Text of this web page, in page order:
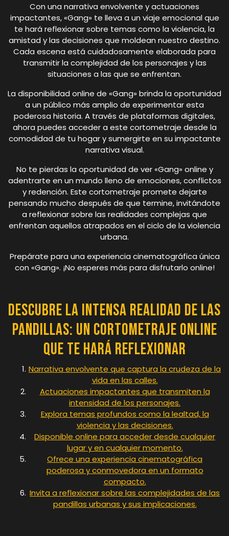
Con una narrativa envolvente y actuaciones
impactantes, «Gang» te lleva a un viaje emocional que
te hará reflexionar sobre temas como la violencia, la
amistad y las decisiones que moldean nuestro destino.
Cada escena está cuidadosamente elaborada para
transmitir la complejidad de los personajes y las
situaciones a las que se enfrentan.
La disponibilidad online de «Gang» brinda la oportunidad
a un público más amplio de experimentar esta
poderosa historia. A través de plataformas digitales,
ahora puedes acceder a este cortometraje desde la
comodidad de tu hogar y sumergirte en su impactante
narrativa visual.
No te pierdas la oportunidad de ver «Gang» online y
adentrarte en un mundo lleno de emociones, conflictos
y redención. Este cortometraje promete dejarte
pensando mucho después de que termine, invitándote
a reflexionar sobre las realidades complejas que
enfrentan aquellos atrapados en el ciclo de la violencia
urbana.
Prepárate para una experiencia cinematográfica única
con «Gang». ¡No esperes más para disfrutarlo online!
Descubre la Intensa Realidad de las
Pandillas: Un Cortometraje Online
que Te Hará Reflexionar
Narrativa envolvente que captura la crudeza de la
vida en las calles.
Actuaciones impactantes que transmiten la
intensidad de los personajes.
Explora temas profundos como la lealtad, la
violencia y las decisiones.
Disponible online para acceder desde cualquier
lugar y en cualquier momento.
Ofrece una experiencia cinematográfica
poderosa y conmovedora en un formato
compacto.
Invita a reflexionar sobre las complejidades de las
pandillas urbanas y sus implicaciones.